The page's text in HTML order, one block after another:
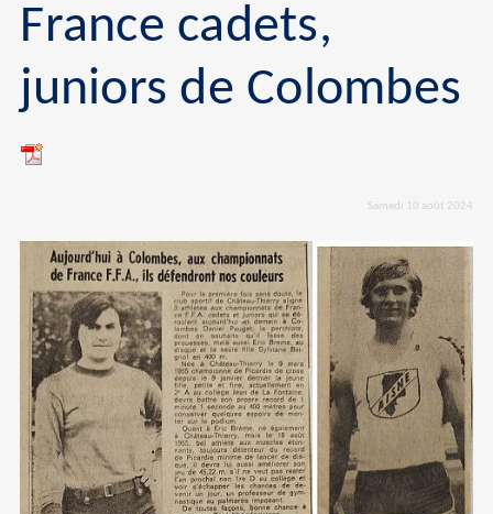
France cadets,
juniors de Colombes
Samedi 10 août 2024